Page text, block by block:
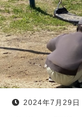
2024年7月29日